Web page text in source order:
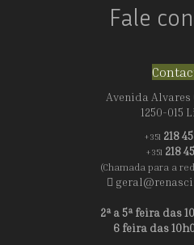
Fale
Avenida Alvares
1250-015
+351 218
+351 218
(Chamada para a
2ª a 5ª feira das
6 feira das